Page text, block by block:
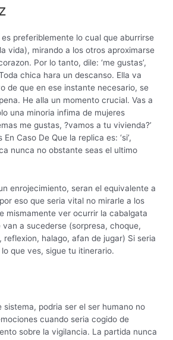
preferiblemente lo cual que aburrirse
vida), mirando a los otros aproximarse
Por lo tanto, dile: ‘me gustas’,
chica hara un descanso. Ella va
de que en ese instante necesario, se
He alla un momento crucial. Vas a
una minoria infima de mujeres
me gustas, ?vamos a tu vivienda?’
Caso De Que la replica es: ‘si’,
nunca no obstante seas el ultimo
enrojecimiento, seran el equivalente a
por eso que seri­a vital no mirarle a los
mismamente ver ocurrir la cabalgata
van a sucederse (sorpresa, choque,
reflexion, halago, afan de jugar) Si seri­a
que ves, sigue tu itinerario.
sistema, podri­a ser el ser humano no
cuando seri­a cogido de
sobre la vigilancia. La partida nunca